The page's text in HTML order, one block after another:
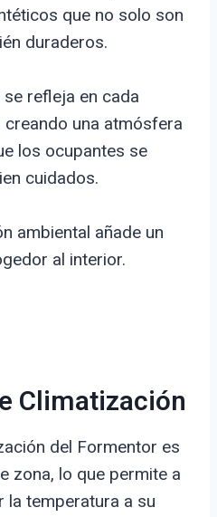
que no solo son
duraderos.
refleja en cada
una atmósfera
los ocupantes se
cuidados.
ambiental añade un
al interior.
Climatización
del Formentor es
zona, lo que permite a
la temperatura a su